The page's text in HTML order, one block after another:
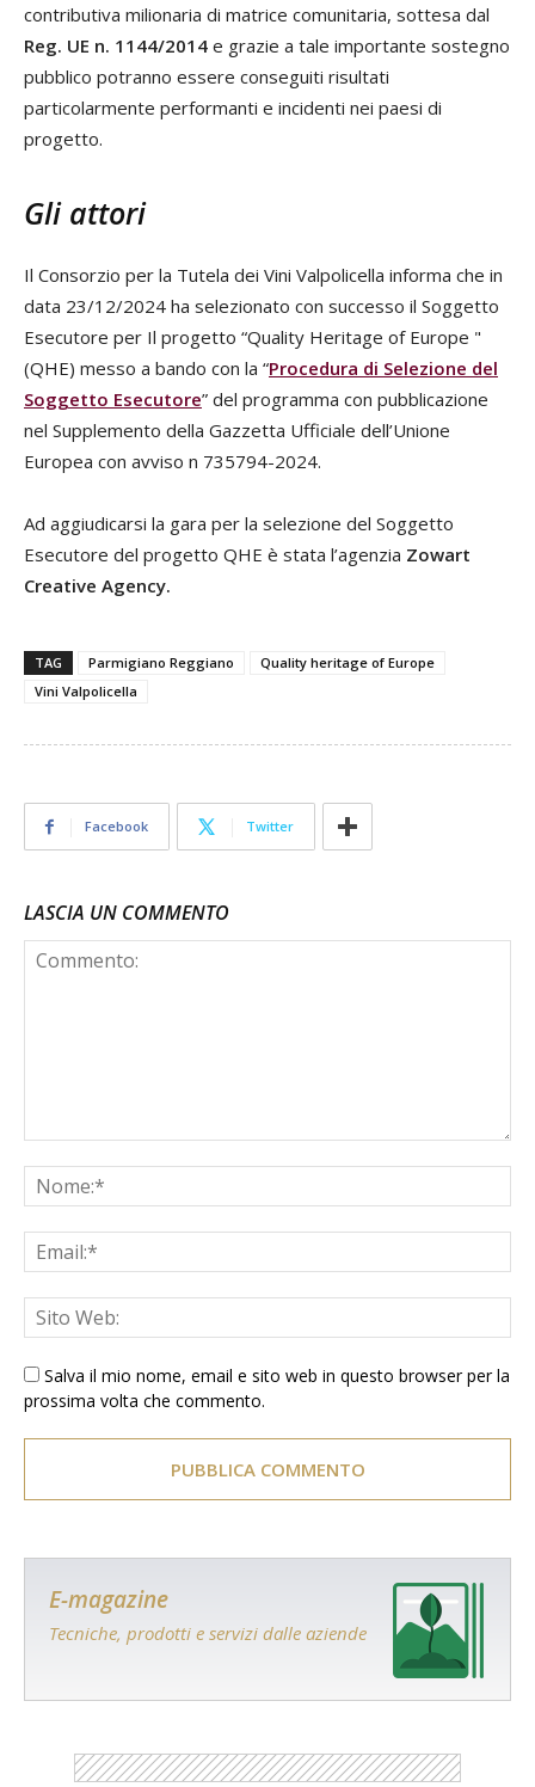
contributiva milionaria di matrice comunitaria, sottesa dal
Reg. UE n. 1144/2014 e grazie a tale importante sostegno
pubblico potranno essere conseguiti risultati
particolarmente performanti e incidenti nei paesi di
progetto.
Gli attori
Il Consorzio per la Tutela dei Vini Valpolicella informa che in
data 23/12/2024 ha selezionato con successo il Soggetto
Esecutore per Il progetto “Quality Heritage of Europe "
(QHE) messo a bando con la “Procedura di Selezione del
Soggetto Esecutore” del programma con pubblicazione
nel Supplemento della Gazzetta Ufficiale dell’Unione
Europea con avviso n 735794-2024.
Ad aggiudicarsi la gara per la selezione del Soggetto
Esecutore del progetto QHE è stata l’agenzia Zowart
Creative Agency.
TAG Parmigiano Reggiano
Quality heritage of Europe
Vini Valpolicella
Facebook Twitter
LASCIA UN COMMENTO
Salva il mio nome, email e sito web in questo browser per la
prossima volta che commento.
E-magazine
Tecniche, prodotti e servizi dalle aziende